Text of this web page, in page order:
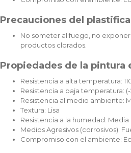
Precauciones del
No someter al fuego, no
productos clorados.
Propiedades de la pintura
Resistencia a alta temperatura:
Resistencia a baja temperatura: (-
Resistencia al medio ambiente:
Textura: Lisa
Resistencia a la humedad: Media
Medios Agresivos (corrosivos):
Compromiso con el ambiente: